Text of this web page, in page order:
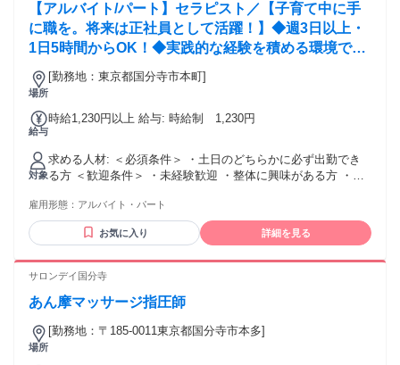
【アルバイト/パート】セラピスト／【子育て中に手
に職を。将来は正社員として活躍！】◆週3日以上・
1日5時間からOK！◆実践的な経験を積める環境で
す。
場所
[勤務地：東京都国分寺市本町]
給与
時給1,230円以上 給与: 時給制 1,230円
対象
求める人材: ＜必須条件＞ ・土日のどちらかに必ず出勤でき
る方 ＜歓迎条件＞ ・未経験歓迎 ・整体に興味がある方 ・も
ーツが好きな方 ・将来トレーナーを目指す方 ・接客が好きな
方 ・人と話すことが好きな方 意欲・人柄重視の採用です。
経験よりも、 「学びたい」「人の役に立ちたい」 という気持
雇用形態： アルバイト・パート
お気に入り 詳細を見る
サロンデイ国分寺
あん摩マッサージ指圧師
場所
[勤務地：〒185-0011東京都国分寺市本多]